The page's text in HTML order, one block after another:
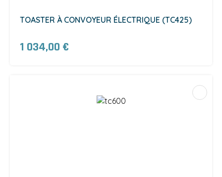
TOASTER À CONVOYEUR ÉLECTRIQUE (TC425)
1 034,00 €